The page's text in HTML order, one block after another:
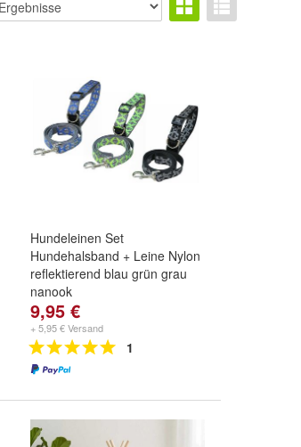
Hundeleinen Set
Hundehalsband + Leine Nylon
reflektierend blau grün grau
nanook
Farbe:blau
9,95 €
+ 5,95 € Versand
1